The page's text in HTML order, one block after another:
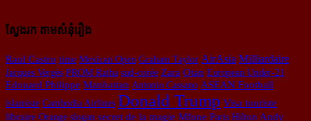
ស្វែងរក តាមសំនុំរឿង
Raul Castro time Mexican Open Graham Taylor AirAsia Milliardaire
Jacques Vergès PROM Ratha sud-corée Zara Otan European Under-21
Edouard Philippe Manhattan Antonio Cassano ASEAN Football
islamiste Cambodia Airlines Donald Trump Visa touriste
libraire Orange slogan secret de la magie Mfone Paris Hilton Andy